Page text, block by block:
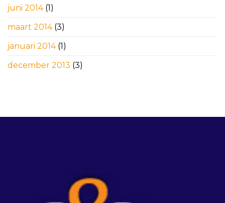
juni 2014(1)
maart 2014(3)
januari 2014(1)
december 2013 (3)